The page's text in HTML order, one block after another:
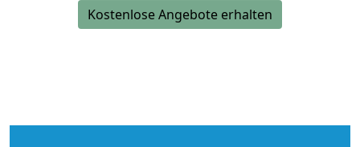
Kostenlose Angebote erhalten